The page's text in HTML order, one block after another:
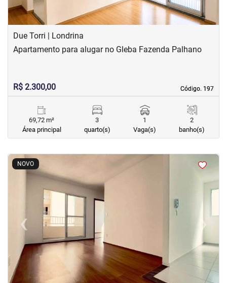
Due Torri | Londrina
Código. 197
Código. 197
Apartamento para alugar no Gleba Fazenda Palhano
R$ 2.300,00
69,72 m²
Área principal
3
quarto(s)
1
Vaga(s)
2
banho(s)
NOVO
<<<
‹Previous ›Next